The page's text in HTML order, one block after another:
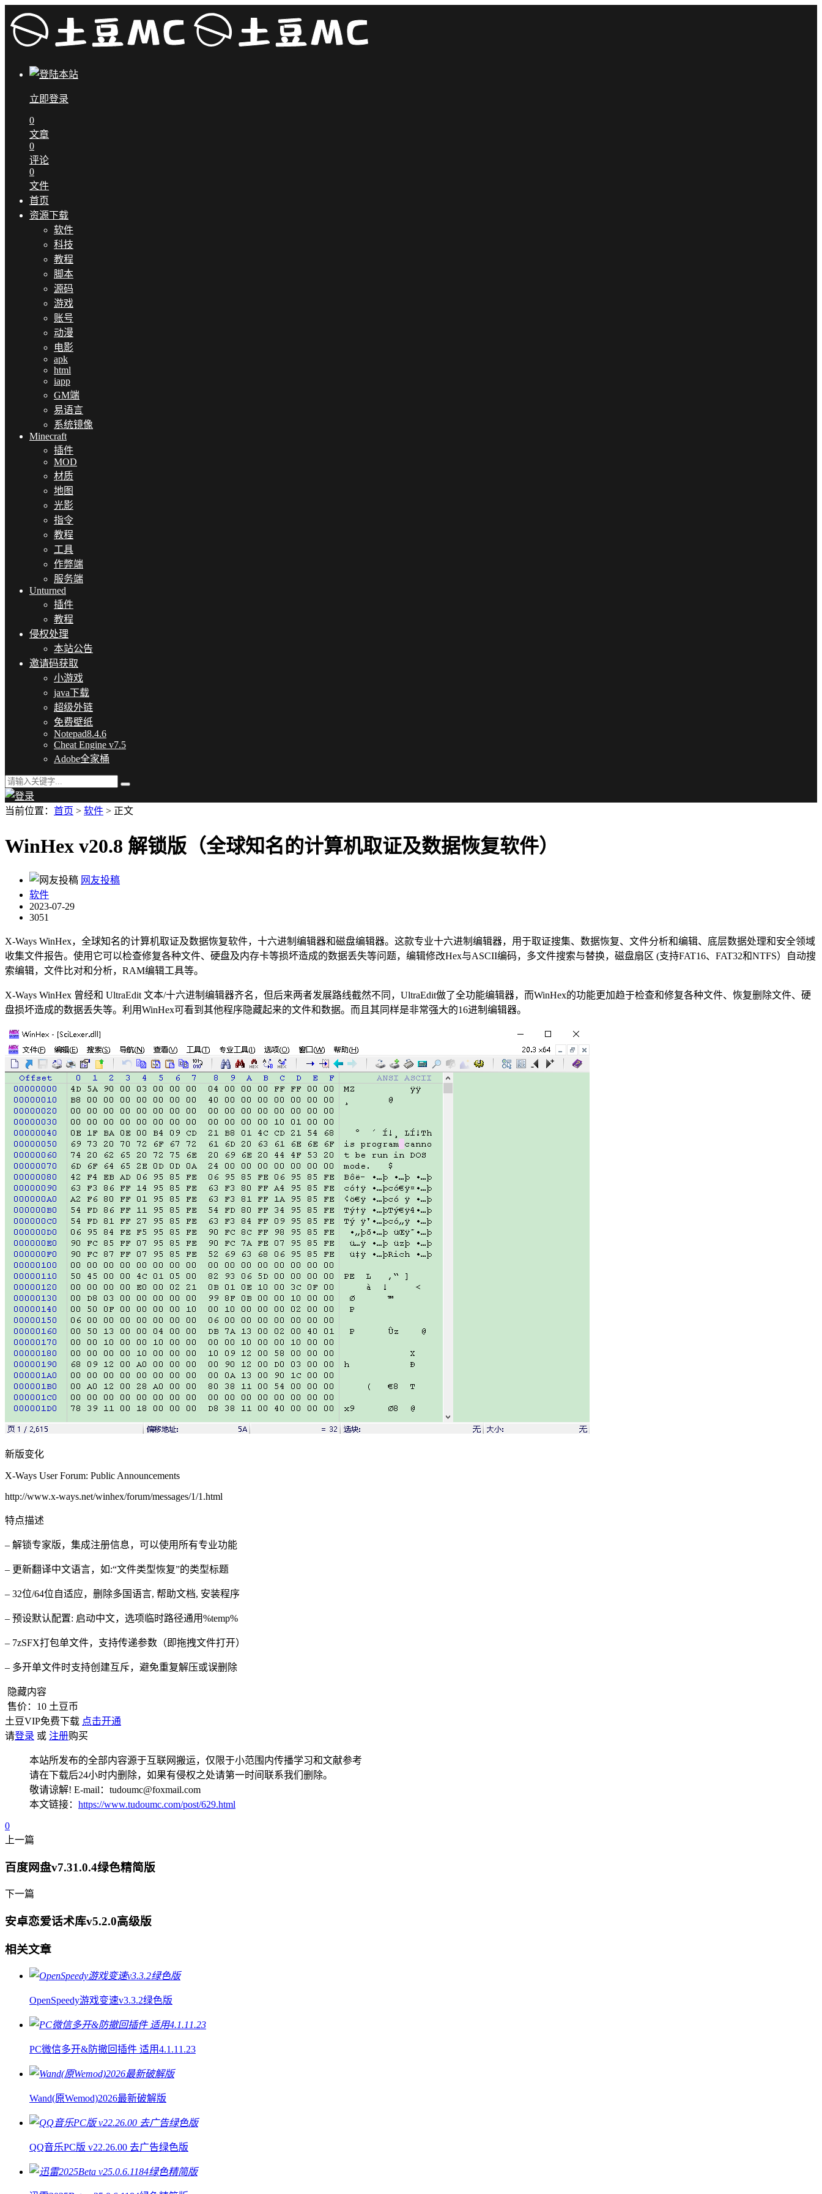
立即登录
0
文章
0
评论
0
文件
首页
资源下载
软件
科技
教程
脚本
源码
游戏
账号
动漫
电影
apk
html
iapp
GM端
易语言
系统镜像
Minecraft
插件
MOD
材质
地图
光影
指令
教程
工具
作弊端
服务端
Unturned
插件
教程
侵权处理
本站公告
邀请码获取
小游戏
java下载
超级外链
免费壁纸
Notepad8.4.6
Cheat Engine v7.5
Adobe全家桶
当前位置： 首页 > 软件 > 正文
WinHex v20.8 解锁版（全球知名的计算机取证及数据恢复软件）
网友投稿
软件
2023-07-29
3051
X-Ways WinHex，全球知名的计算机取证及数据恢复软件，十六进制编辑器和磁盘编辑器。这款专业十六进制编辑器，用于取证搜集、数据恢复、文件分析和编辑、底层数据处理和安全领域
收集文件报告。使用它可以检查修复各种文件、硬盘及内存卡等损坏造成的数据丢失等问题，编辑修改Hex与ASCII编码，多文件搜索与替换，磁盘扇区 (支持FAT16、FAT32和NTFS）自动搜
索编辑，文件比对和分析，RAM编辑工具等。
X-Ways WinHex 曾经和 UltraEdit 文本/十六进制编辑器齐名，但后来两者发展路线截然不同，UltraEdit做了全功能编辑器，而WinHex的功能更加趋于检查和修复各种文件、恢复删除文件、硬
盘损坏造成的数据丢失等。利用WinHex可看到其他程序隐藏起来的文件和数据。而且其同样是非常强大的16进制编辑器。
新版变化
X-Ways User Forum: Public Announcements
http://www.x-ways.net/winhex/forum/messages/1/1.html
特点描述
– 解锁专家版，集成注册信息，可以使用所有专业功能
– 更新翻译中文语言，如:“文件类型恢复”的类型标题
– 32位/64位自适应，删除多国语言, 帮助文档, 安装程序
– 预设默认配置: 启动中文，选项临时路径通用%temp%
– 7zSFX打包单文件，支持传递参数（即拖拽文件打开）
– 多开单文件时支持创建互斥，避免重复解压或误删除
隐藏内容
售价： 10 土豆币
土豆VIP免费下载 点击开通
请登录 或 注册购买
本站所发布的全部内容源于互联网搬运，仅限于小范围内传播学习和文献参考
请在下载后24小时内删除，如果有侵权之处请第一时间联系我们删除。
敬请谅解! E-mail：tudoumc@foxmail.com
本文链接： https://www.tudoumc.com/post/629.html
0
上一篇
百度网盘v7.31.0.4绿色精简版
下一篇
安卓恋爱话术库v5.2.0高级版
相关文章
OpenSpeedy游戏变速v3.3.2绿色版
PC微信多开&防撤回插件 适用4.1.11.23
Wand(原Wemod)2026最新破解版
QQ音乐PC版 v22.26.00 去广告绿色版